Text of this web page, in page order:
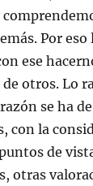
Por eso
ese
otros. Lo
se ha
con la
de
otras